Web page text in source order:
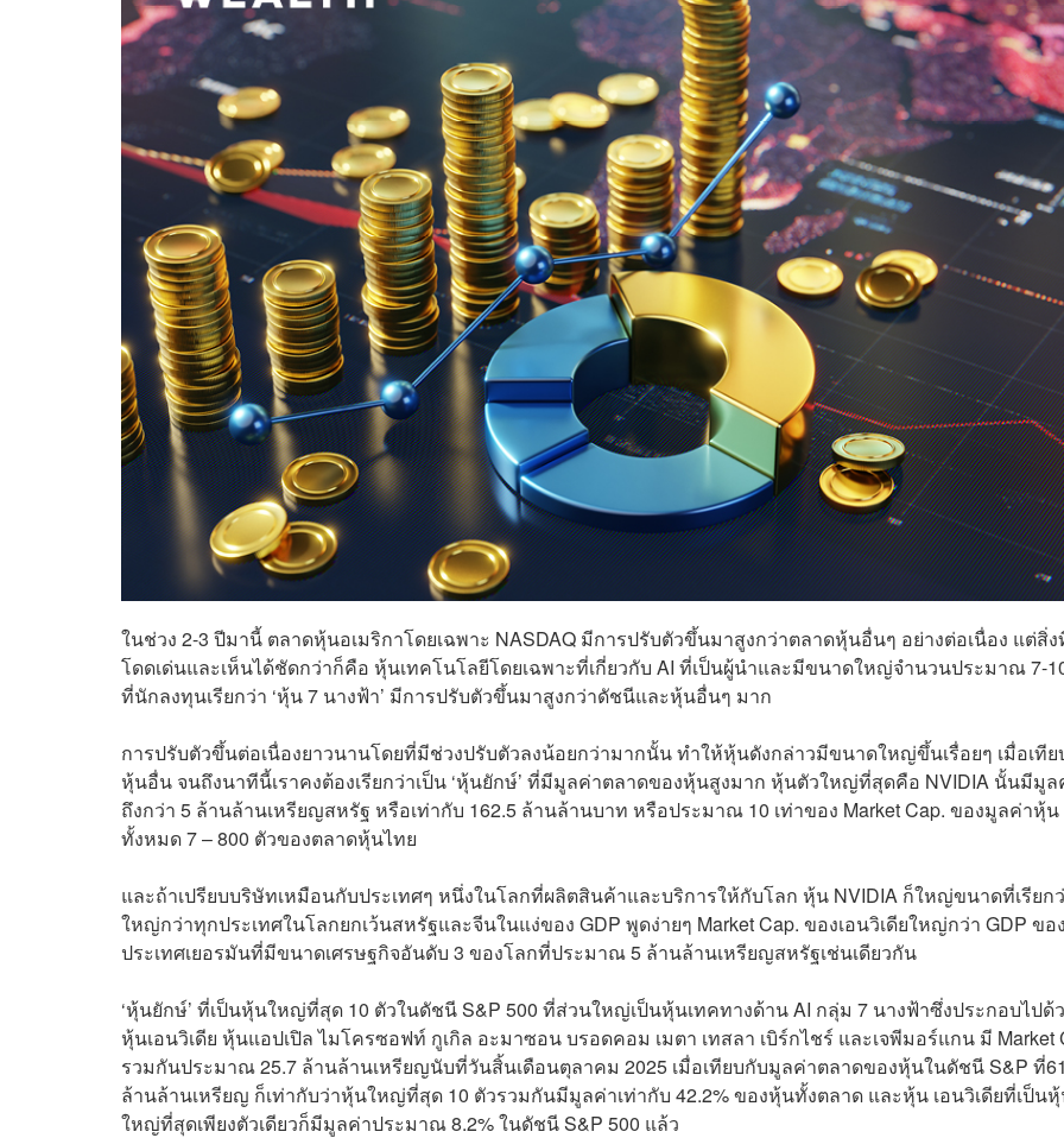
ในช่วง 2-3 ปีมานี้ ตลาดหุ้นอเมริกาโดยเฉพาะ NASDAQ มีการปรับตัวขึ้นมาสูงกว่าตลาดหุ้นอื่นๆ อย่างต่อเนื่อง แต่สิ่
โดดเด่นและเห็นได้ชัดกว่าก็คือ หุ้นเทคโนโลยีโดยเฉพาะที่เกี่ยวกับ AI ที่เป็นผู้นำและมีขนาดใหญ่จำนวนประมาณ 7-
ที่นักลงทุนเรียกว่า ‘หุ้น 7 นางฟ้า’ มีการปรับตัวขึ้นมาสูงกว่าดัชนีและหุ้นอื่นๆ มาก
การปรับตัวขึ้นต่อเนื่องยาวนานโดยที่มีช่วงปรับตัวลงน้อยกว่ามากนั้น ทำให้หุ้นดังกล่าวมีขนาดใหญ่ขึ้นเรื่อยๆ เมื่อเที
หุ้นอื่น จนถึงนาทีนี้เราคงต้องเรียกว่าเป็น ‘หุ้นยักษ์’ ที่มีมูลค่าตลาดของหุ้นสูงมาก หุ้นตัวใหญ่ที่สุดคือ NVIDIA นั้นมีมูล
ถึงกว่า 5 ล้านล้านเหรียญสหรัฐ หรือเท่ากับ 162.5 ล้านล้านบาท หรือประมาณ 10 เท่าของ Market Cap. ของมูลค่าหุ้น
ทั้งหมด 7 – 800 ตัวของตลาดหุ้นไทย
และถ้าเปรียบบริษัทเหมือนกับประเทศๆ หนึ่งในโลกที่ผลิตสินค้าและบริการให้กับโลก หุ้น NVIDIA ก็ใหญ่ขนาดที่เรียก
ใหญ่กว่าทุกประเทศในโลกยกเว้นสหรัฐและจีนในแง่ของ GDP พูดง่ายๆ Market Cap. ของเอนวิเดียใหญ่กว่า GDP ขอ
ประเทศเยอรมันที่มีขนาดเศรษฐกิจอันดับ 3 ของโลกที่ประมาณ 5 ล้านล้านเหรียญสหรัฐเช่นเดียวกัน
‘หุ้นยักษ์’ ที่เป็นหุ้นใหญ่ที่สุด 10 ตัวในดัชนี S&P 500 ที่ส่วนใหญ่เป็นหุ้นเทคทางด้าน AI กลุ่ม 7 นางฟ้าซึ่งประกอบไปด้
หุ้นเอนวิเดีย หุ้นแอปเปิล ไมโครซอฟท์ กูเกิล อะมาซอน บรอดคอม เมตา เทสลา เบิร์กไชร์ และเจพีมอร์แกน มี Market
รวมกันประมาณ 25.7 ล้านล้านเหรียญนับที่วันสิ้นเดือนตุลาคม 2025 เมื่อเทียบกับมูลค่าตลาดของหุ้นในดัชนี S&P ที่
ล้านล้านเหรียญ ก็เท่ากับว่าหุ้นใหญ่ที่สุด 10 ตัวรวมกันมีมูลค่าเท่ากับ 42.2% ของหุ้นทั้งตลาด และหุ้น เอนวิเดียที่เป็น
ใหญ่ที่สุดเพียงตัวเดียวก็มีมูลค่าประมาณ 8.2% ในดัชนี S&P 500 แล้ว